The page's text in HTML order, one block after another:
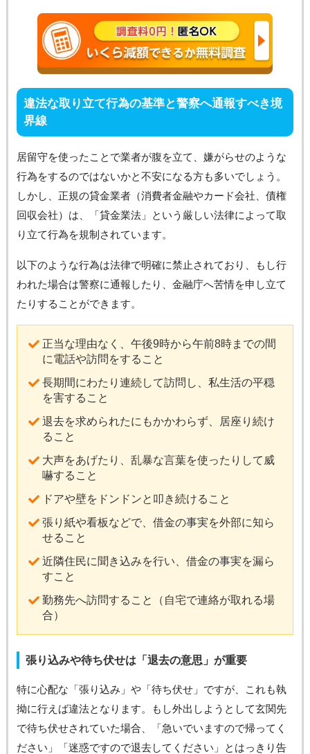
違法な取り立て行為の基準と警察へ通報すべき境
界線
居留守を使ったことで業者が腹を立て、嫌がらせのような
行為をするのではないかと不安になる方も多いでしょう。
しかし、正規の貸金業者（消費者金融やカード会社、債権
回収会社）は、「貸金業法」という厳しい法律によって取
り立て行為を規制されています。
以下のような行為は法律で明確に禁止されており、もし行
われた場合は警察に通報したり、金融庁へ苦情を申し立て
たりすることができます。
正当な理由なく、午後9時から午前8時までの間
に電話や訪問をすること
長期間にわたり連続して訪問し、私生活の平穏
を害すること
退去を求められたにもかかわらず、居座り続け
ること
大声をあげたり、乱暴な言葉を使ったりして威
嚇すること
ドアや壁をドンドンと叩き続けること
張り紙や看板などで、借金の事実を外部に知ら
せること
近隣住民に聞き込みを行い、借金の事実を漏ら
すこと
勤務先へ訪問すること（自宅で連絡が取れる場
合）
張り込みや待ち伏せは「退去の意思」が重要
特に心配な「張り込み」や「待ち伏せ」ですが、これも執
拗に行えば違法となります。もし外出しようとして玄関先
で待ち伏せされていた場合、「急いでいますので帰ってく
ださい」「迷惑ですので退去してください」とはっきり告